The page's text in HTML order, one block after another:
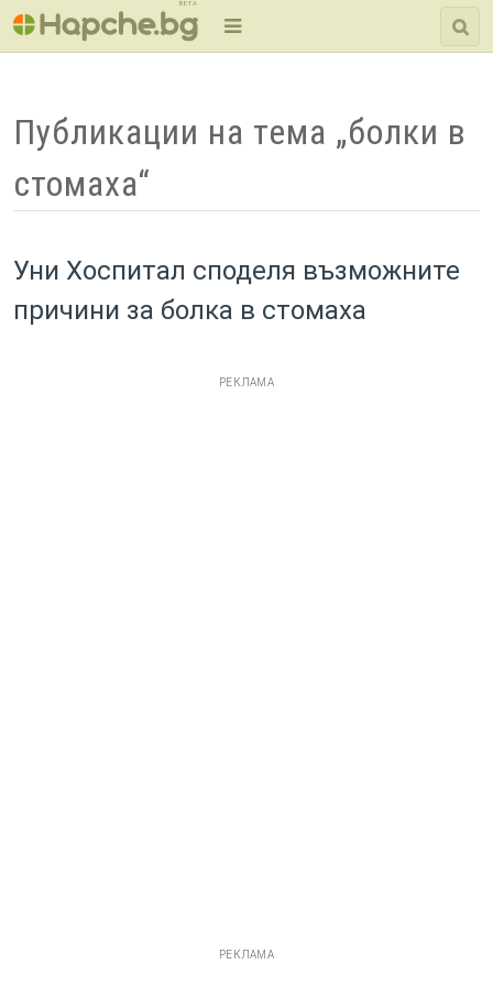
BETA
Публикации на тема „болки в
стомаха“
Уни Хоспитал споделя възможните
причини за болка в стомаха
РЕКЛАМА
РЕКЛАМА